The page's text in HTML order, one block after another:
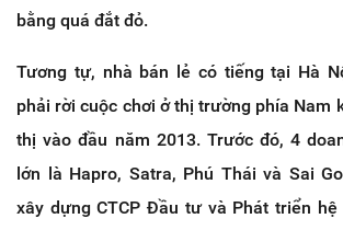
bằng quá đắt đỏ.
Tương tự, nhà bán lẻ có tiếng tại Hà
phải rời cuộc chơi ở thị trường phía Nam
thị vào đầu năm 2013. Trước đó, 4
lớn là Hapro, Satra, Phú Thái và Sai
xây dựng CTCP Đầu tư và Phát triển hệ